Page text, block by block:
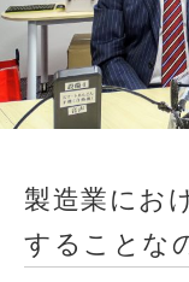
製造業にお
することな